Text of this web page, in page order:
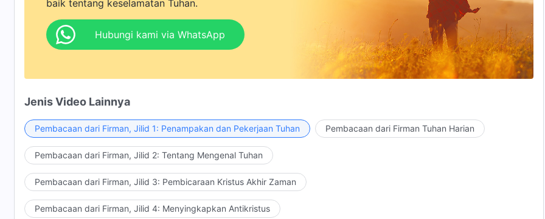
baik tentang keselamatan Tuhan.
Hubungi kami via WhatsApp
Jenis Video Lainnya
Pembacaan dari Firman, Jilid 1: Penampakan dan Pekerjaan Tuhan Pembacaan dari Firman Tuhan Harian
Pembacaan dari Firman, Jilid 2: Tentang Mengenal Tuhan
Pembacaan dari Firman, Jilid 3: Pembicaraan Kristus Akhir Zaman
Pembacaan dari Firman, Jilid 4: Menyingkapkan Antikristus